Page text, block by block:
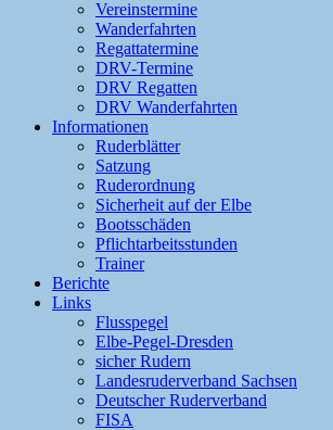
Vereinstermine
Wanderfahrten
Regattatermine
DRV-Termine
DRV Regatten
DRV Wanderfahrten
Informationen
Ruderblätter
Satzung
Ruderordnung
Sicherheit auf der Elbe
Bootsschäden
Pflichtarbeitsstunden
Trainer
Berichte
Links
Flusspegel
Elbe-Pegel-Dresden
sicher Rudern
Landesruderverband Sachsen
Deutscher Ruderverband
FISA